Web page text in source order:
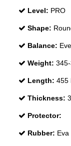
Level: PRO
Shape:
Balance:
Weight:
Length: 455
Thickness:
Protector:
Rubber: Eva